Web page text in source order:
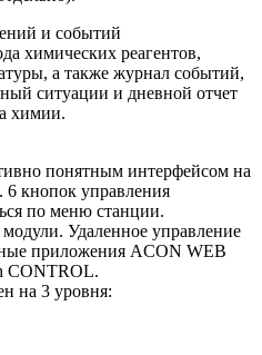
и событий
химических реагентов,
а также журнал событий,
ситуации и дневной отчет
химии.
понятным интерфейсом на
6 кнопок управления
по меню станции.
Удаленное управление
приложения ACON WEB
CONTROL.
на 3 уровня: